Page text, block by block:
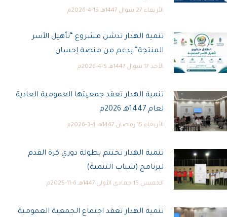
الأربعاء 27 شوال 1447هـ 15-4-2026م
تنمية الهدار تدشن مشروع “تأهيل الأسر
المنتجة” بدعم من منصة إحسان
الأحد 17 شوال 1447هـ 5-4-2026م
تنمية الهدار تعقد جمعيتها العمومية العادية
لعام 1447هـ 2026م
الأربعاء 15 رمضان 1447هـ 4-3-2026م
تنمية الهدار تختتم بطولة دوري كرة القدم
لبرنامج (شباب التنمية)
الخميس 15 جمادى الأولى 1447هـ 6-11-2025م
تنمية الهدار تعقد اجتماع الجمعية العمومية